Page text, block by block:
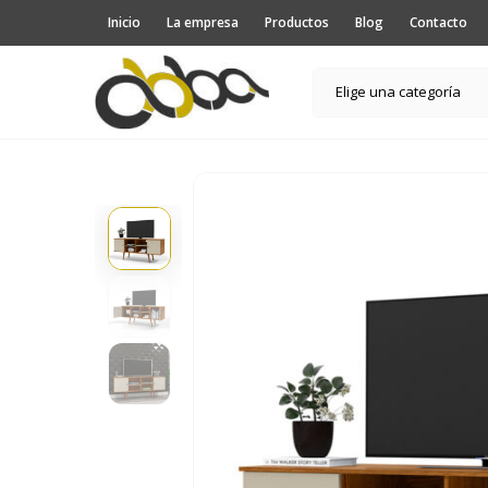
Inicio La empresa Productos Blog Contacto
Elige una categoría